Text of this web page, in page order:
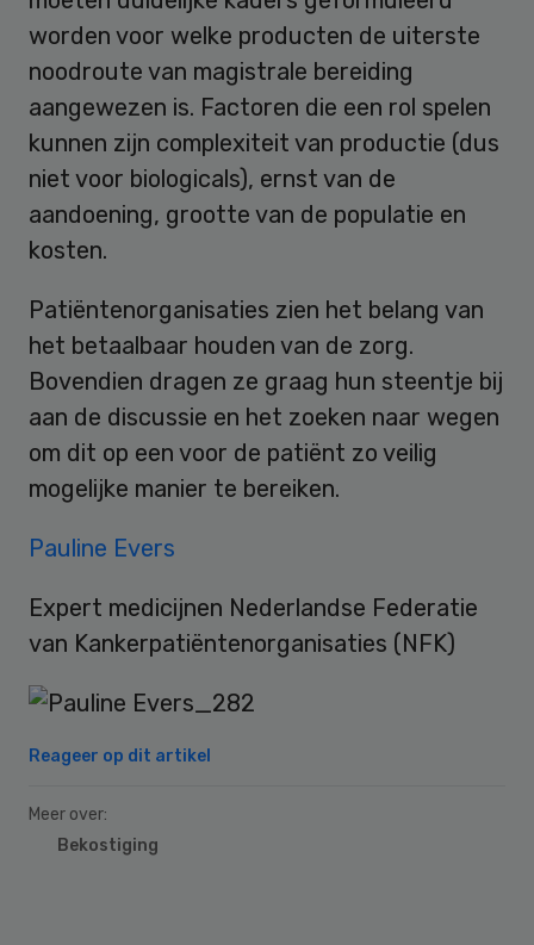
worden voor welke producten de uiterste
noodroute van magistrale bereiding
aangewezen is. Factoren die een rol spelen
kunnen zijn complexiteit van productie (dus
niet voor biologicals), ernst van de
aandoening, grootte van de populatie en
kosten.
Patiëntenorganisaties zien het belang van
het betaalbaar houden van de zorg.
Bovendien dragen ze graag hun steentje bij
aan de discussie en het zoeken naar wegen
om dit op een voor de patiënt zo veilig
mogelijke manier te bereiken.
Pauline Evers
Expert medicijnen Nederlandse Federatie
van Kankerpatiëntenorganisaties (NFK)
Reageer op dit artikel
Meer over:
Bekostiging